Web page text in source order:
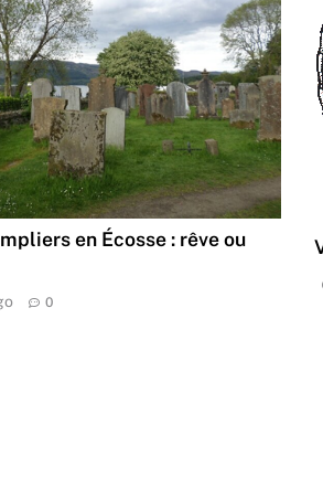
en Écosse : rêve ou
0